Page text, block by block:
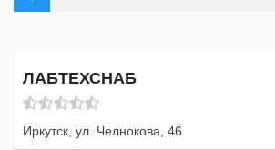
ЛАБТЕХСНАБ
Иркутск, ул. Челнокова, 46